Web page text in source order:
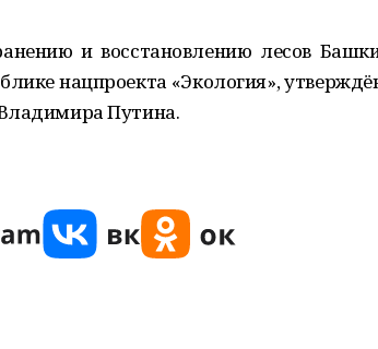
и восстановлению лесов
нацпроекта «Экология»,
Путина.